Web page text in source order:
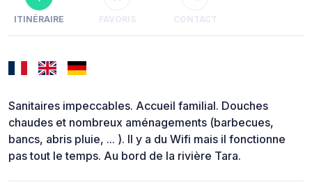
ITINÉRAIRE FAVORIS CONTACT
Sanitaires impeccables. Accueil familial. Douches
chaudes et nombreux aménagements (barbecues,
bancs, abris pluie, ... ). Il y a du Wifi mais il fonctionne
pas tout le temps. Au bord de la rivière Tara.